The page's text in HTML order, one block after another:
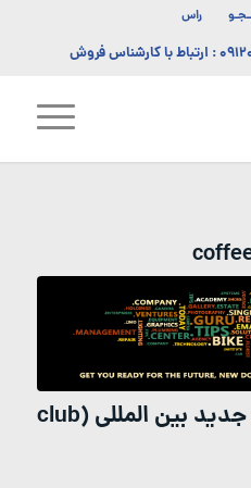
راس
: ارتباط با کارشناس فروش
آغاز فروش دامنه های جدید بین المللی (club